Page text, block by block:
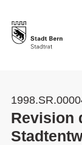
Revision